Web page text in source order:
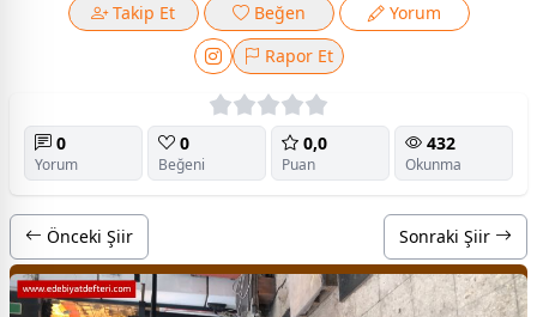
Takip Et Beğen
Yorum
Rapor Et
0
Yorum
0
Beğeni
0,0
Puan
432
Okunma
Önceki Şiir Sonraki Şiir